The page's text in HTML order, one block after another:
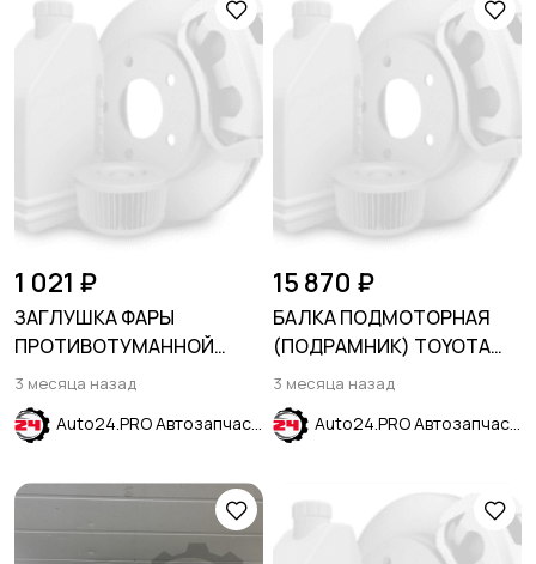
1 021 ₽
ЗАГЛУШКА ФАРЫ
ПРОТИВОТУМАННОЙ
ЛЕВАЯ HYUNDAI ELANTRA
VII (CN7) 2024-
3 месяца назад
Auto24.PRO Автозапчасти
15 870 ₽
БАЛКА ПОДМОТОРНАЯ
(ПОДРАМНИК) TOYOTA
PRIUS 1997-2003
3 месяца назад
Auto24.PRO Автозапчасти